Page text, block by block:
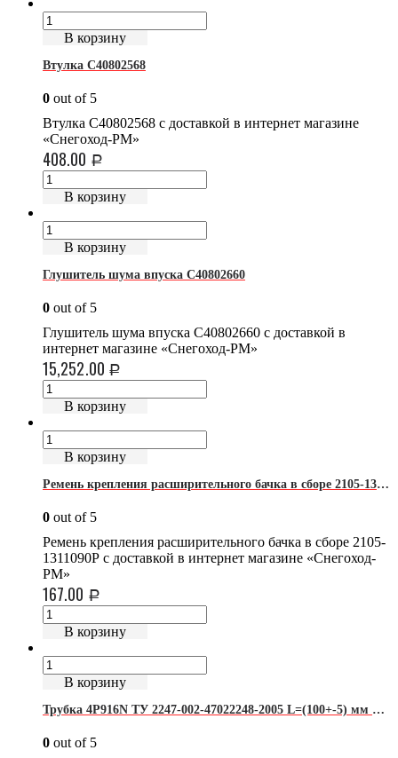
В корзину
Втулка C40802568
0 out of 5
Втулка C40802568 с доставкой в интернет магазине
«Снегоход-РМ»
408.00 Р
В корзину
В корзину
Глушитель шума впуска C40802660
0 out of 5
Глушитель шума впуска C40802660 с доставкой в
интернет магазине «Снегоход-РМ»
15,252.00 Р
В корзину
В корзину
Ремень крепления расширительного бачка в сборе 2105-1311090Р
0 out of 5
Ремень крепления расширительного бачка в сборе 2105-
1311090Р с доставкой в интернет магазине «Снегоход-
РМ»
167.00 Р
В корзину
В корзину
Трубка 4P916N ТУ 2247-002-47022248-2005 L=(100+-5) мм C40503008
0 out of 5